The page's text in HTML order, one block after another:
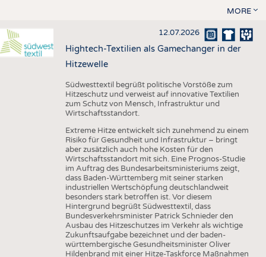
MORE
12.07.2026
Hightech-Textilien als Gamechanger in der
Hitzewelle
Südwesttextil begrüßt politische Vorstöße zum
Hitzeschutz und verweist auf innovative Textilien
zum Schutz von Mensch, Infrastruktur und
Wirtschaftsstandort.
Extreme Hitze entwickelt sich zunehmend zu einem
Risiko für Gesundheit und Infrastruktur – bringt
aber zusätzlich auch hohe Kosten für den
Wirtschaftsstandort mit sich. Eine Prognos-Studie
im Auftrag des Bundesarbeitsministeriums zeigt,
dass Baden-Württemberg mit seiner starken
industriellen Wertschöpfung deutschlandweit
besonders stark betroffen ist. Vor diesem
Hintergrund begrüßt Südwesttextil, dass
Bundesverkehrsminister Patrick Schnieder den
Ausbau des Hitzeschutzes im Verkehr als wichtige
Zukunftsaufgabe bezeichnet und der baden-
württembergische Gesundheitsminister Oliver
Hildenbrand mit einer Hitze-Taskforce Maßnahmen